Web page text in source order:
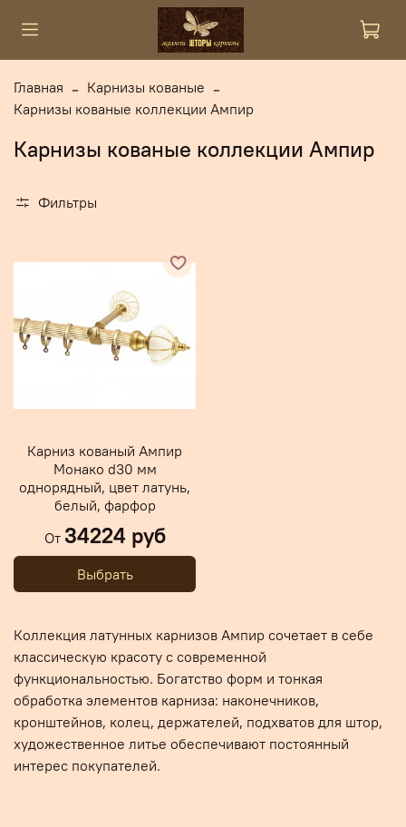
Главная
Карнизы кованые
Карнизы кованые коллекции Ампир
Карнизы кованые коллекции Ампир
Фильтры
Карниз кованый Ампир
Монако d30 мм
однорядный, цвет латунь,
белый, фарфор
От 34224 руб
Выбрать
Коллекция латунных карнизов Ампир сочетает в себе
классическую красоту с современной
функциональностью. Богатство форм и тонкая
обработка элементов карниза: наконечников,
кронштейнов, колец, держателей, подхватов для штор,
художественное литье обеспечивают постоянный
интерес покупателей.